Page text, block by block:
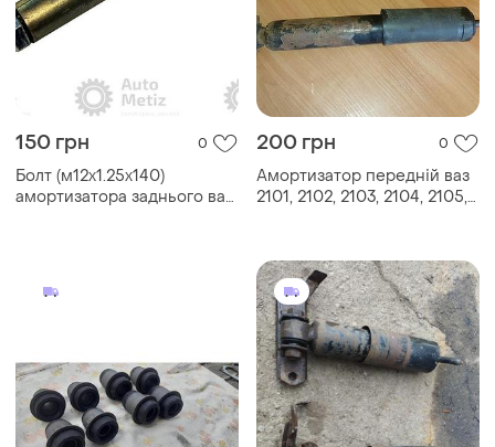
150 грн 0
Болт (м12х1.25х140)
амортизатора заднього ваз
200 грн 0
Амортизатор передній ваз
2101, 2102, 2103, 2104, 2105,